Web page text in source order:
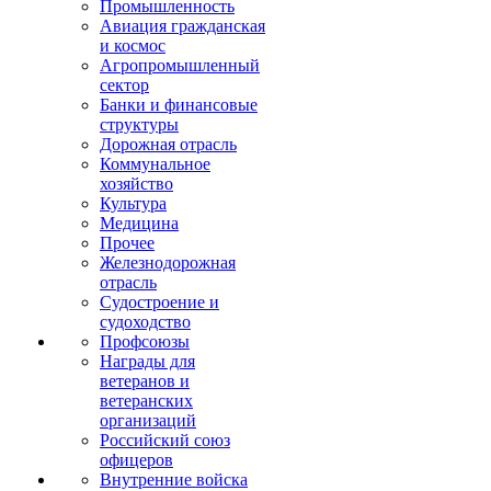
Промышленность
Авиация гражданская
и космос
Агропромышленный
сектор
Банки и финансовые
структуры
Дорожная отрасль
Коммунальное
хозяйство
Культура
Медицина
Прочее
Железнодорожная
отрасль
Судостроение и
судоходство
Профсоюзы
Награды для
ветеранов и
ветеранских
организаций
Российский союз
офицеров
Внутренние войска